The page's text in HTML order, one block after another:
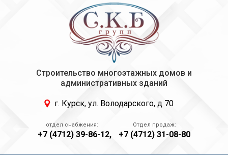
Строительство многоэтажных домов и
административных зданий
г. Курск, ул. Володарского, д 70
+7 (4712) 39-86-12, +7 (4712) 31-08-80